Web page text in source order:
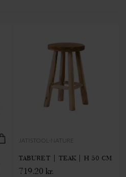
JATISTOOL-NATURE
TABURET | TEAK | H 50 CM
719.20 kr.